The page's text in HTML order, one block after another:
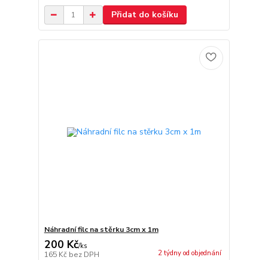
Přidat do košíku
Náhradní filc na stěrku 3cm x 1m
200 Kč/ks
165 Kč bez DPH 2 týdny od objednání